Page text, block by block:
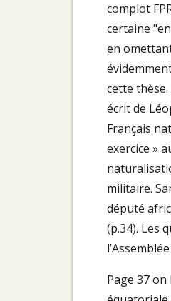
complot
certaine
en
cette
écrit de
Français
exercice »
militaire.
député
(p.34). Les
Page 37